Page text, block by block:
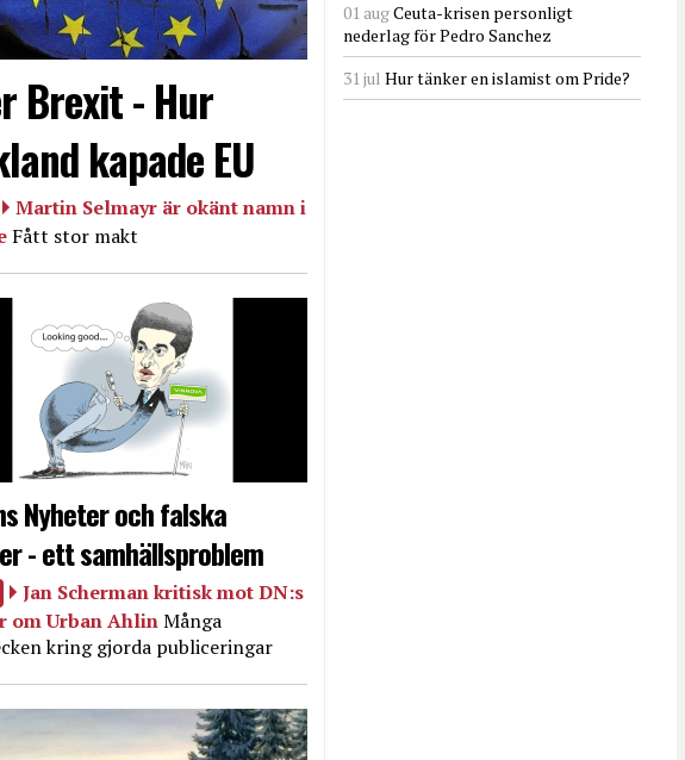
Brexit - Hur
kapade EU
Martin Selmayr är okänt namn i
Fått stor makt
Nyheter och falska
- ett samhällsproblem
Jan Scherman kritisk mot DN:s
om Urban AhlinMånga
kring gjorda publiceringar
01 augCeuta-krisen personligt
nederlag för Pedro Sanchez
31 jul Hur tänker en islamist om Pride?